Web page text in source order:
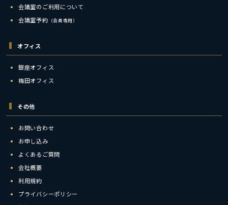
会議室のご利用について
会議室予約 （会員専用）
オフィス
銀座オフィス
梅田オフィス
その他
お問い合わせ
お申し込み
よくあるご質問
会社概要
利用規約
プライバシーポリシー